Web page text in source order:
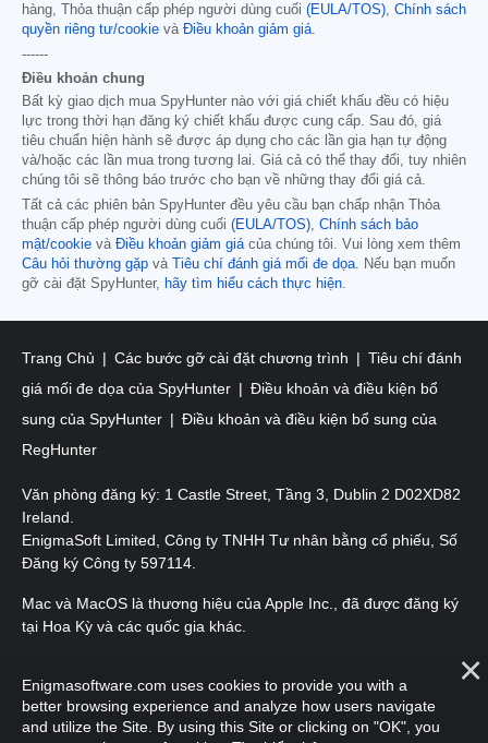
hàng, Thỏa thuận cấp phép người dùng cuối (EULA/TOS) Chính sách
quyền riêng tư/cookie và Điều khoản giảm giá
------
Điều khoản chung
Bất kỳ giao dịch mua SpyHunter nào với giá chiết khấu đều có hiệu
lực trong thời hạn đăng ký chiết khấu được cung cấp. Sau đó, giá
tiêu chuẩn hiện hành sẽ được áp dụng cho các lần gia hạn tự động
và/hoặc các lần mua trong tương lai. Giá cả có thể thay đổi, tuy nhiên
chúng tôi sẽ thông báo trước cho bạn về những thay đổi giá cả.
Tất cả các phiên bản SpyHunter đều yêu cầu bạn chấp nhận Thỏa
thuận cấp phép người dùng cuối (EULA/TOS) Chính sách bảo
mật/cookie và Điều khoản giảm giá của chúng tôi. Vui lòng xem thêm
Câu hỏi thường gặp và Tiêu chí đánh giá mối đe dọa . Nếu bạn muốn
gỡ cài đặt SpyHunter,
hãy tìm hiểu cách thực hiện
Trang Chủ Các bước gỡ cài đặt chương trình
Tiêu chí đánh
giá mối đe dọa của SpyHunter
Điều khoản và điều kiện bổ
sung của SpyHunter
Điều khoản và điều kiện bổ sung của
RegHunter
Văn phòng đăng ký: 1 Castle Street, Tầng 3, Dublin 2 D02XD82
Ireland.
EnigmaSoft Limited, Công ty TNHH Tư nhân bằng cổ phiếu, Số
Đăng ký Công ty 597114.
Mac và MacOS là thương hiệu của Apple Inc., đã được đăng ký
tại Hoa Kỳ và các quốc gia khác.
lưu.
Enigmasoftware.com uses cookies to provide you with a
better browsing experience and analyze how users navigate
and utilize the Site. By using this Site or clicking on "OK", you